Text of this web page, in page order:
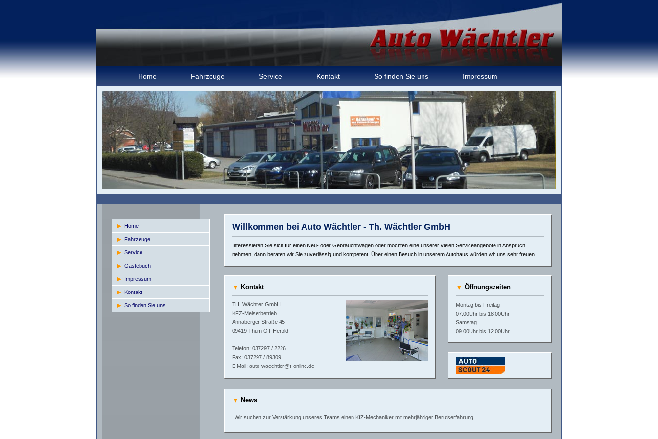
Home Fahrzeuge Service Kontakt So finden Sie uns Impressum
Home
Fahrzeuge
Service
Gästebuch
Impressum
Kontakt
So finden Sie uns
Willkommen bei Auto Wächtler - Th. Wächtler GmbH
Interessieren Sie sich für einen Neu- oder Gebrauchtwagen oder möchten eine unserer vielen Serviceangebote in Anspruch
nehmen, dann beraten wir Sie zuverlässig und kompetent. Über einen Besuch in unserem Autohaus würden wir uns sehr freuen.
▼ Kontakt
TH. Wächtler GmbH
KFZ-Meiserbetrieb
Annaberger Straße 45
09419 Thum OT Herold
Telefon: 037297 / 2226
Fax: 037297 / 89309
E Mail: auto-waechtler@t-online.de
▼ Öffnungszeiten
Montag bis Freitag
07.00Uhr bis 18.00Uhr
Samstag
09.00Uhr bis 12.00Uhr
▼ News
Wir suchen zur Verstärkung unseres Teams einen KfZ-Mechaniker mit mehrjähriger Berufserfahrung.